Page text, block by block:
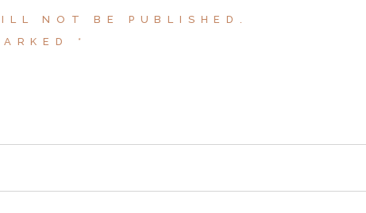
NOT BE PUBLISHED.
*